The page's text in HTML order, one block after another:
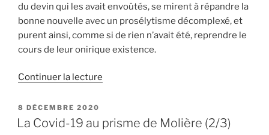
du devin qui les avait envoûtés, se mirent à répandre la
bonne nouvelle avec un prosélytisme décomplexé, et
purent ainsi, comme si de rien n’avait été, reprendre le
cours de leur onirique existence.
Continuer la lecture
19
PUBLIÉ
LE
8 DÉCEMBRE 2020
La Covid-19 au prisme de Molière (2/3)